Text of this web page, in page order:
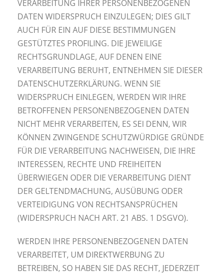
VERARBEITUNG IHRER PERSONENBEZOGENEN
DATEN WIDERSPRUCH EINZULEGEN; DIES GILT
AUCH FÜR EIN AUF DIESE BESTIMMUNGEN
GESTÜTZTES PROFILING. DIE JEWEILIGE
RECHTSGRUNDLAGE, AUF DENEN EINE
VERARBEITUNG BERUHT, ENTNEHMEN SIE DIESER
DATENSCHUTZERKLÄRUNG. WENN SIE
WIDERSPRUCH EINLEGEN, WERDEN WIR IHRE
BETROFFENEN PERSONENBEZOGENEN DATEN
NICHT MEHR VERARBEITEN, ES SEI DENN, WIR
KÖNNEN ZWINGENDE SCHUTZWÜRDIGE GRÜNDE
FÜR DIE VERARBEITUNG NACHWEISEN, DIE IHRE
INTERESSEN, RECHTE UND FREIHEITEN
ÜBERWIEGEN ODER DIE VERARBEITUNG DIENT
DER GELTENDMACHUNG, AUSÜBUNG ODER
VERTEIDIGUNG VON RECHTSANSPRÜCHEN
(WIDERSPRUCH NACH ART. 21 ABS. 1 DSGVO).
WERDEN IHRE PERSONENBEZOGENEN DATEN
VERARBEITET, UM DIREKTWERBUNG ZU
BETREIBEN, SO HABEN SIE DAS RECHT, JEDERZEIT